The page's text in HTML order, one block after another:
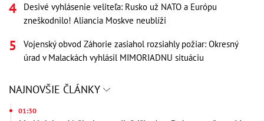
Desivé vyhlásenie veliteľa: Rusko už NATO a Európu
zneškodnilo! Aliancia Moskve neublíži
Vojenský obvod Záhorie zasiahol rozsiahly požiar: Okresný
úrad v Malackách vyhlásil MIMORIADNU situáciu
NAJNOVŠIE ČLÁNKY
01:30